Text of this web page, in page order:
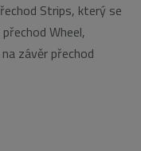
Strips, který se
Wheel,
závěr přechod